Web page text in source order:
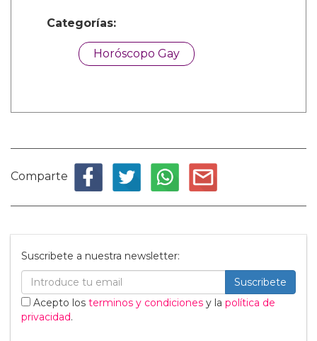
Categorías:
Horóscopo Gay
Comparte
Suscribete a nuestra newsletter:
Suscribete
Acepto los terminos y condiciones y la política de
privacidad.